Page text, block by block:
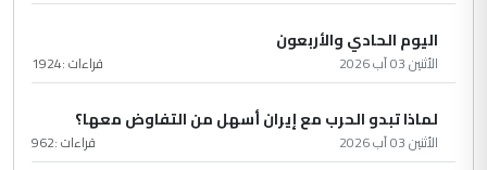
اليوم الحادي والأربعون
الأثنين 03 آب 2026 قراءات :1924
لماذا تبدو الحرب مع إيران أسهل من التفاوض معها؟
الأثنين 03 آب 2026 قراءات :962